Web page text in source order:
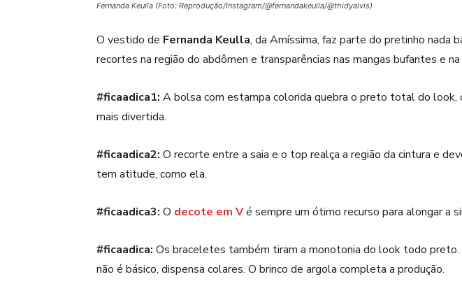
Fernanda Keulla (Foto: Reprodução/Instagram/@fernandakeulla/@thidyalvis)
O vestido de Fernanda Keulla, da Amíssima, faz parte do pretinho nada
recortes na região do abdômen e transparências nas mangas bufantes e na
#ficaadica1: A bolsa com estampa colorida quebra o preto total do look,
mais divertida.
#ficaadica2: O recorte entre a saia e o top realça a região da cintura e
tem atitude, como ela.
#ficaadica3: O decote em Vé sempre um ótimo recurso para alongar a
#ficaadica: Os braceletes também tiram a monotonia do look todo preto.
não é básico, dispensa colares. O brinco de argola completa a produção.